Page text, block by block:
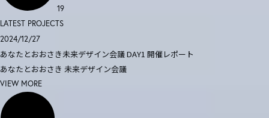
19
LATEST PROJECTS
2024/12/27
あなたとおおさき未来デザイン会議 DAY1 開催レポート
あなたとおおさき 未来デザイン会議
VIEW MORE